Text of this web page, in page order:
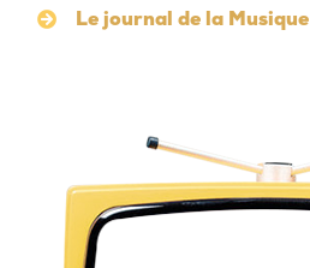
Le journal de la Musique